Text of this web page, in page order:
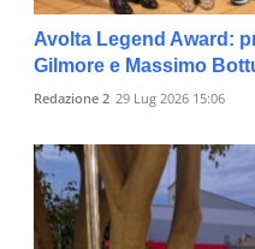
Avolta Legend Award:
Gilmore e Massimo
Redazione 2 29 Lug 2026 15:06